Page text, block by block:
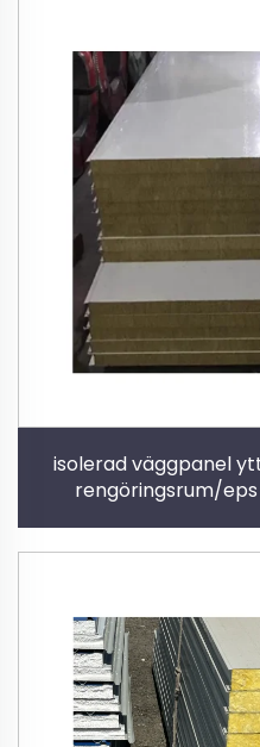
isolerad väggpanel
rengöringsrum/